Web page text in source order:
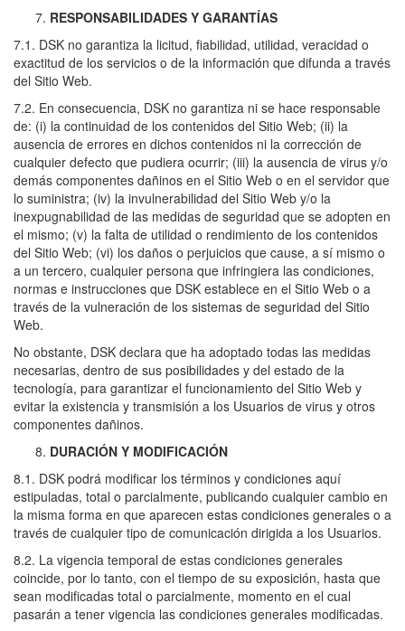
RESPONSABILIDADES Y GARANTÍAS
7.1. DSK no garantiza la licitud, fiabilidad, utilidad, veracidad o
exactitud de los servicios o de la información que difunda a través
del Sitio Web.
7.2. En consecuencia, DSK no garantiza ni se hace responsable
de: (i) la continuidad de los contenidos del Sitio Web; (ii) la
ausencia de errores en dichos contenidos ni la corrección de
cualquier defecto que pudiera ocurrir; (iii) la ausencia de virus y/o
demás componentes dañinos en el Sitio Web o en el servidor que
lo suministra; (iv) la invulnerabilidad del Sitio Web y/o la
inexpugnabilidad de las medidas de seguridad que se adopten en
el mismo; (v) la falta de utilidad o rendimiento de los contenidos
del Sitio Web; (vi) los daños o perjuicios que cause, a sí mismo o
a un tercero, cualquier persona que infringiera las condiciones,
normas e instrucciones que DSK establece en el Sitio Web o a
través de la vulneración de los sistemas de seguridad del Sitio
Web.
No obstante, DSK declara que ha adoptado todas las medidas
necesarias, dentro de sus posibilidades y del estado de la
tecnología, para garantizar el funcionamiento del Sitio Web y
evitar la existencia y transmisión a los Usuarios de virus y otros
componentes dañinos.
DURACIÓN Y MODIFICACIÓN
8.1. DSK podrá modificar los términos y condiciones aquí
estipuladas, total o parcialmente, publicando cualquier cambio en
la misma forma en que aparecen estas condiciones generales o a
través de cualquier tipo de comunicación dirigida a los Usuarios.
8.2. La vigencia temporal de estas condiciones generales
coincide, por lo tanto, con el tiempo de su exposición, hasta que
sean modificadas total o parcialmente, momento en el cual
pasarán a tener vigencia las condiciones generales modificadas.